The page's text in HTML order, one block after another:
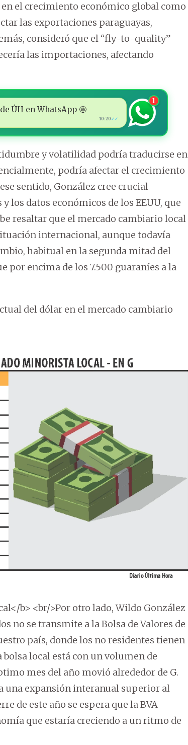
el crecimiento económico global como
las exportaciones paraguayas,
consideró que el “fly-to-quality”
las importaciones, afectando
ÚH en WhatsApp 🤩
10:20 ✓✓
1
y volatilidad podría traducirse en
podría afectar el crecimiento
sentido, González cree crucial
los datos económicos de los EEUU, que
resaltar que el mercado cambiario local
internacional, aunque todavía
habitual en la segunda mitad del
por encima de los 7.500 guaraníes a la
del dólar en el mercado cambiario
b> <br/>Por otro lado, Wildo González
no se transmite a la Bolsa de Valores de
país, donde los no residentes tienen
local está con un volumen de
mes del año movió alrededor de G.
una expansión interanual superior al
de este año se espera que la BVA
que estaría creciendo a un ritmo de